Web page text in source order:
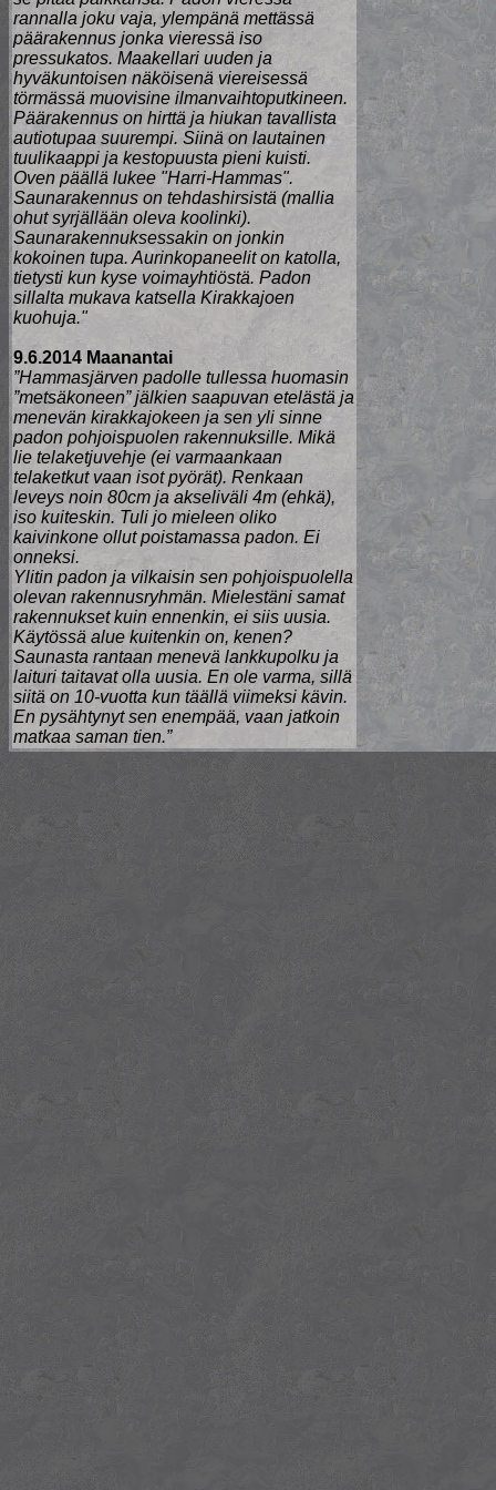
rannalla joku vaja, ylempänä mettässä
päärakennus jonka vieressä iso
pressukatos. Maakellari uuden ja
hyväkuntoisen näköisenä viereisessä
törmässä muovisine ilmanvaihtoputkineen.
Päärakennus on hirttä ja hiukan tavallista
autiotupaa suurempi. Siinä on lautainen
tuulikaappi ja kestopuusta pieni kuisti.
Oven päällä lukee "Harri-Hammas".
Saunarakennus on tehdashirsistä (mallia
ohut syrjällään oleva koolinki).
Saunarakennuksessakin on jonkin
kokoinen tupa. Aurinkopaneelit on katolla,
tietysti kun kyse voimayhtiöstä. Padon
sillalta mukava katsella Kirakkajoen
kuohuja."
9.6.2014 Maanantai
”Hammasjärven padolle tullessa huomasin
”metsäkoneen” jälkien saapuvan etelästä ja
menevän kirakkajokeen ja sen yli sinne
padon pohjoispuolen rakennuksille. Mikä
lie telaketjuvehje (ei varmaankaan
telaketkut vaan isot pyörät). Renkaan
leveys noin 80cm ja akseliväli 4m (ehkä),
iso kuiteskin. Tuli jo mieleen oliko
kaivinkone ollut poistamassa padon. Ei
onneksi.
Ylitin padon ja vilkaisin sen pohjoispuolella
olevan rakennusryhmän. Mielestäni samat
rakennukset kuin ennenkin, ei siis uusia.
Käytössä alue kuitenkin on, kenen?
Saunasta rantaan menevä lankkupolku ja
laituri taitavat olla uusia. En ole varma, sillä
siitä on 10-vuotta kun täällä viimeksi kävin.
En pysähtynyt sen enempää, vaan jatkoin
matkaa saman tien.”